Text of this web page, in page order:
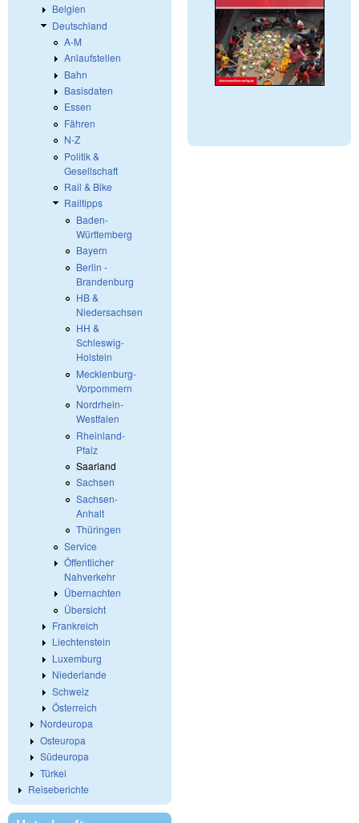
Belgien
Deutschland
A-M
Anlaufstellen
Bahn
Basisdaten
Essen
Fähren
N-Z
Politik &
Gesellschaft
Rail & Bike
Railtipps
Baden-
Württemberg
Bayern
Berlin -
Brandenburg
HB &
Niedersachsen
HH &
Schleswig-
Holstein
Mecklenburg-
Vorpommern
Nordrhein-
Westfalen
Rheinland-
Pfalz
Saarland
Sachsen
Sachsen-
Anhalt
Thüringen
Service
Öffentlicher
Nahverkehr
Übernachten
Übersicht
Frankreich
Liechtenstein
Luxemburg
Niederlande
Schweiz
Österreich
Nordeuropa
Osteuropa
Südeuropa
Türkei
Reiseberichte